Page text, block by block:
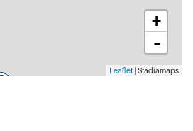
+
-
Leaflet | Stadiamaps